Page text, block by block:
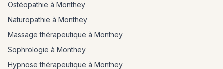
Ostéopathie à Monthey
Naturopathie à Monthey
Massage thérapeutique à Monthey
Sophrologie à Monthey
Hypnose thérapeutique à Monthey